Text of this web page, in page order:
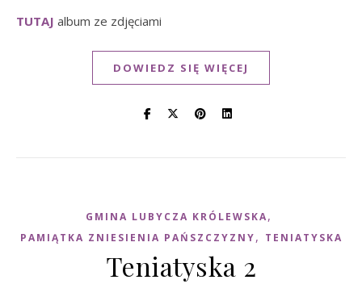
TUTAJ album ze zdjęciami
DOWIEDZ SIĘ WIĘCEJ
GMINA LUBYCZA KRÓLEWSKA,
PAMIĄTKA ZNIESIENIA PAŃSZCZYZNY, TENIATYSKA
Teniatyska 2